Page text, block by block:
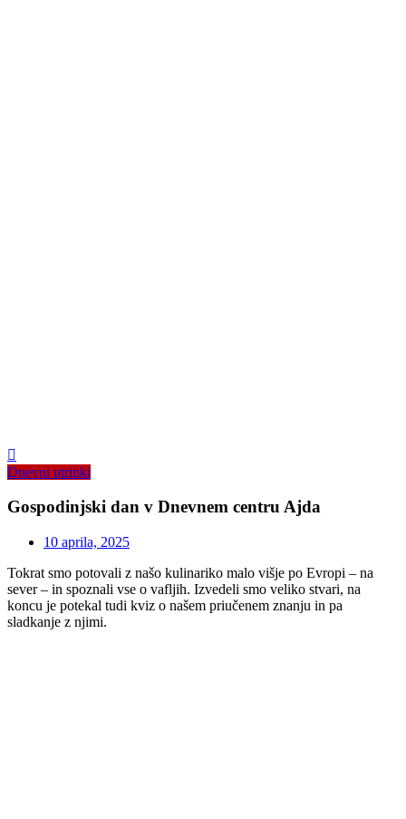
Dnevni utrinki
Gospodinjski dan v Dnevnem centru Ajda
10 aprila, 2025
Tokrat smo potovali z našo kulinariko malo višje po Evropi – na
sever – in spoznali vse o vafljih. Izvedeli smo veliko stvari, na
koncu je potekal tudi kviz o našem priučenem znanju in pa
sladkanje z njimi.